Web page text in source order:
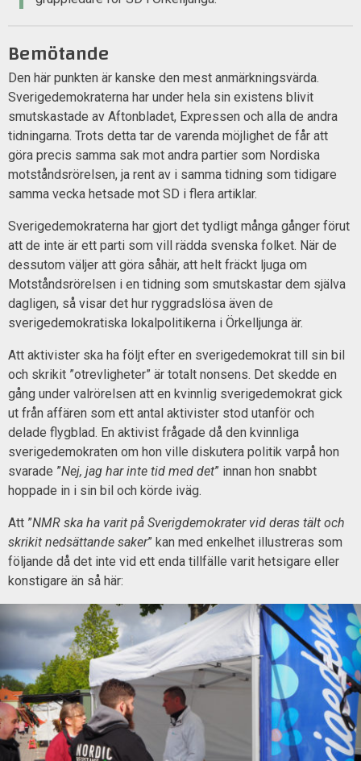
Bemötande
Den här punkten är kanske den mest anmärkningsvärda.
Sverigedemokraterna har under hela sin existens blivit
smutskastade av Aftonbladet, Expressen och alla de andra
tidningarna. Trots detta tar de varenda möjlighet de får att
göra precis samma sak mot andra partier som Nordiska
motståndsrörelsen, ja rent av i samma tidning som tidigare
samma vecka hetsade mot SD i flera artiklar.
Sverigedemokraterna har gjort det tydligt många gånger förut
att de inte är ett parti som vill rädda svenska folket. När de
dessutom väljer att göra såhär, att helt fräckt ljuga om
Motståndsrörelsen i en tidning som smutskastar dem själva
dagligen, så visar det hur ryggradslösa även de
sverigedemokratiska lokalpolitikerna i Örkelljunga är.
Att aktivister ska ha följt efter en sverigedemokrat till sin bil
och skrikit ”otrevligheter” är totalt nonsens. Det skedde en
gång under valrörelsen att en kvinnlig sverigedemokrat gick
ut från affären som ett antal aktivister stod utanför och
delade flygblad. En aktivist frågade då den kvinnliga
sverigedemokraten om hon ville diskutera politik varpå hon
svarade ”Nej, jag har inte tid med det” innan hon snabbt
hoppade in i sin bil och körde iväg.
Att ”NMR ska ha varit på Sverigdemokrater vid deras tält och
skrikit nedsättande saker” kan med enkelhet illustreras som
följande då det inte vid ett enda tillfälle varit hetsigare eller
konstigare än så här: